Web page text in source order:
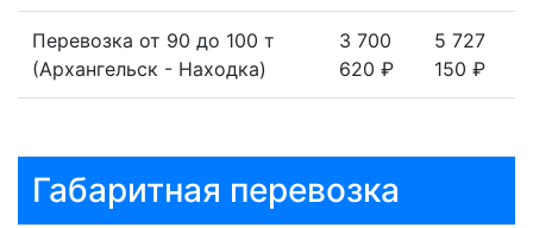
Перевозка от 90 до 100 т
(Архангельск - Находка)
3 700
620 ₽
5 727
150 ₽
Габаритная перевозка